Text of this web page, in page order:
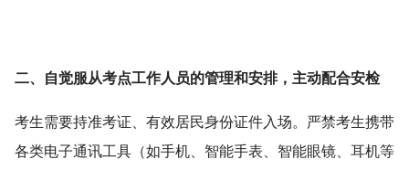
二、自觉服从考点工作人员的管理和安排，主动配合安检
考生需要持准考证、有效居民身份证件入场。严禁考生携带
各类电子通讯工具（如手机、智能手表、智能眼镜、耳机等